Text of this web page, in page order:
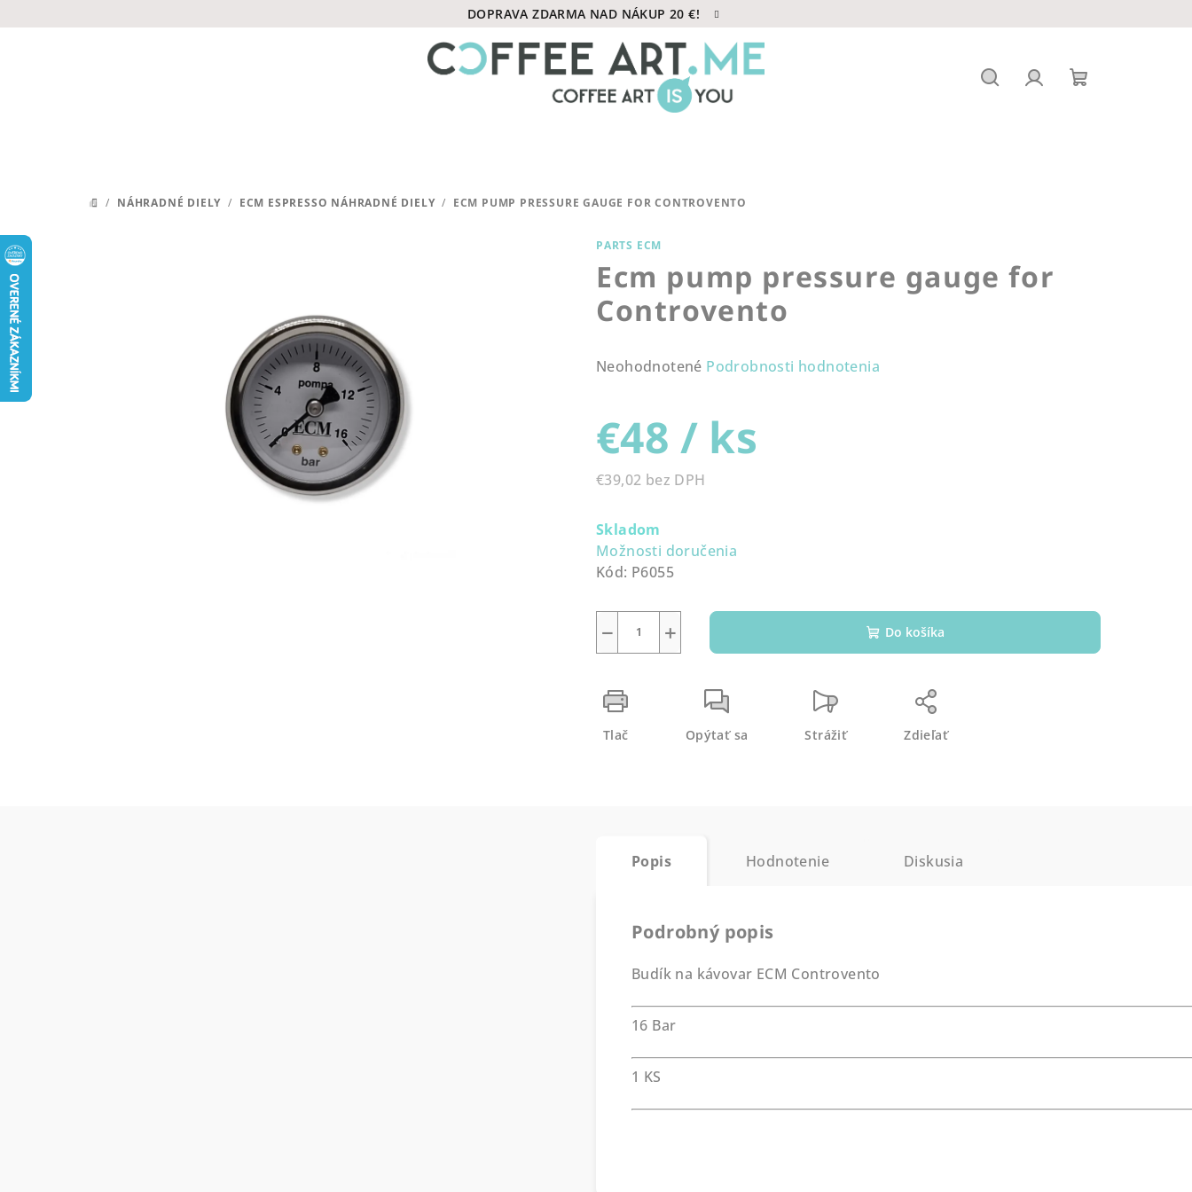
na
DOPRAVA ZDARMA NAD NÁKUP 20 €!
DOMOV
/ NÁHRADNÉ DIELY / ECM ESPRESSO NÁHRADNÉ DIELY / ECM PUMP PRESSURE GAUGE FOR CONTROVENTO
PARTS ECM
Ecm pump pressure gauge for
Controvento
Priemerné
je
0,0
z
Neohodnotené Podrobnosti hodnotenia
€48 / ks
€39,02 bez DPH
cena:
Skladom
Možnosti doručenia
Kód: P6055
+
− Do košíka
Tlač Opýtať sa Strážiť Zdieľať
Popis Hodnotenie Diskusia
Podrobný popis
Budík na kávovar ECM Controvento
16 Bar
1 KS